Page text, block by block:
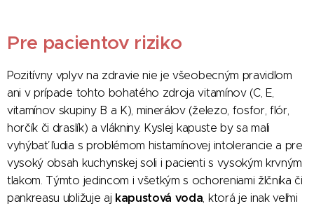
Pre pacientov riziko
Pozitívny vplyv na zdravie nie je všeobecným pravidlom
ani v prípade tohto bohatého zdroja vitamínov (C, E,
vitamínov skupiny B a K), minerálov (železo, fosfor, flór,
horčík či draslík) a vlákniny. Kyslej kapuste by sa mali
vyhýbať ľudia s problémom histamínovej intolerancie a pre
vysoký obsah kuchynskej soli i pacienti s vysokým krvným
tlakom. Týmto jedincom i všetkým s ochoreniami žlčníka či
pankreasu ubližuje aj kapustová voda , ktorá je inak veľmi